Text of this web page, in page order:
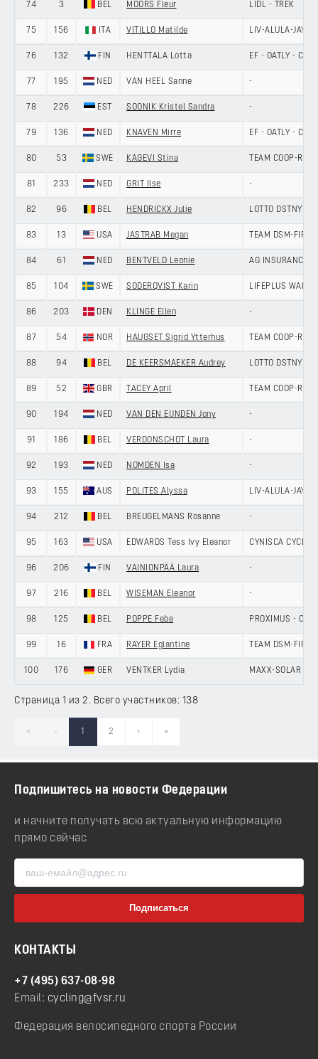
74 3 BEL MOORS Fleur LIDL - TREK
75 156 ITA VITILLO Matilde LIV-ALULA-JAYCO
76 132 FIN HENTTALA Lotta EF - OATLY -
77 195 NED VAN HEEL Sanne -
78 226 EST SOONIK Kristel Sandra -
79 136 NED KNAVEN Mirre EF - OATLY -
80 53 SWE KAGEVI Stina TEAM COOP-
81 233 NED GRIT Ilse -
82 96 BEL HENDRICKX Julie LOTTO DSTNY
83 13 USA JASTRAB Megan TEAM DSM-
84 61 NED BENTVELD Leonie AG INSURANCE -
85 104 SWE SODERQVIST Karin LIFEPLUS WAHOO
86 203 DEN KLINGE Ellen -
87 54 NOR HAUGSET Sigrid Ytterhus TEAM COOP-
88 94 BEL DE KEERSMAEKER Audrey LOTTO DSTNY
89 52 GBR TACEY April TEAM COOP-
90 194 NED VAN DEN EIJNDEN Jony -
91 186 BEL VERDONSCHOT Laura -
92 193 NED NOMDEN Isa -
93 155 AUS POLITES Alyssa LIV-ALULA-JAYCO
94 212 BEL BREUGELMANS Rosanne -
95 163 USA EDWARDS Tess Ivy Eleanor CYNISCA
96 206 FIN VAINIONPÄÄ Laura -
97 216 BEL WISEMAN Eleanor -
98 125 BEL POPPE Febe PROXIMUS -
99 16 FRA RAYER Eglantine TEAM DSM-
100 176 GER VENTKER Lydia MAXX-SOLAR
Страница 1 из 2. Всего участников: 138
« ‹ 1 2 › »
Подпишитесь на новости Федерации
и начните получать всю актуальную информацию
прямо сейчас
КОНТАКТЫ
+7 (495) 637-08-98
Email: cycling@fvsr.ru
Федерация велосипедного спорта России